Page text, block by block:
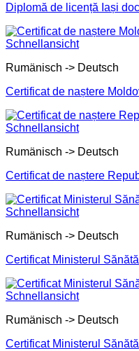
Diplomă de licență Iași
Schnellansicht
Rumänisch -> Deutsch
Certificat de naștere
Schnellansicht
Rumänisch -> Deutsch
Certificat de naștere
Schnellansicht
Rumänisch -> Deutsch
Certificat Ministerul
Schnellansicht
Rumänisch -> Deutsch
Certificat Ministerul